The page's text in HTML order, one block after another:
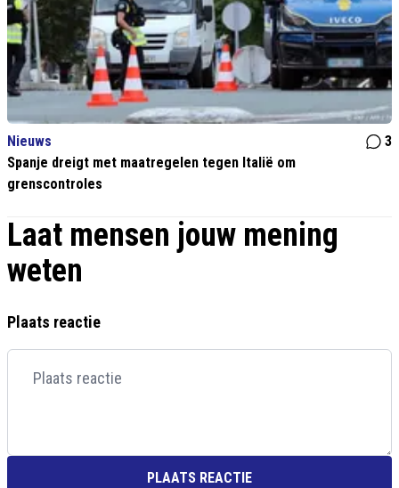
Nieuws
3
Spanje dreigt met maatregelen tegen Italië om
grenscontroles
Laat mensen jouw mening
weten
Plaats reactie
PLAATS REACTIE